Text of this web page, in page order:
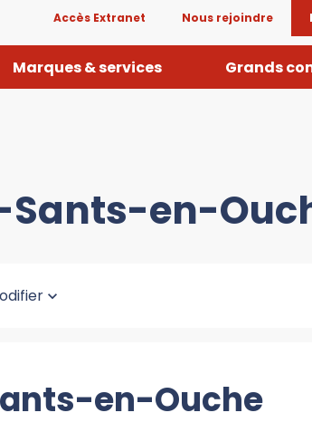
Accès Extranet Nous rejoindre
Marques & services Grands
Sants-en-
en-Ouche